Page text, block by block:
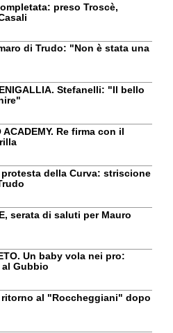
preso Troscè,
di Trudo: "Non è stata una
Stefanelli: "Il bello
ACADEMY. Re firma con il
protesta della Curva: striscione
serata di saluti per Mauro
Un baby vola nei pro:
Gubbio
ritorno al "Roccheggiani" dopo